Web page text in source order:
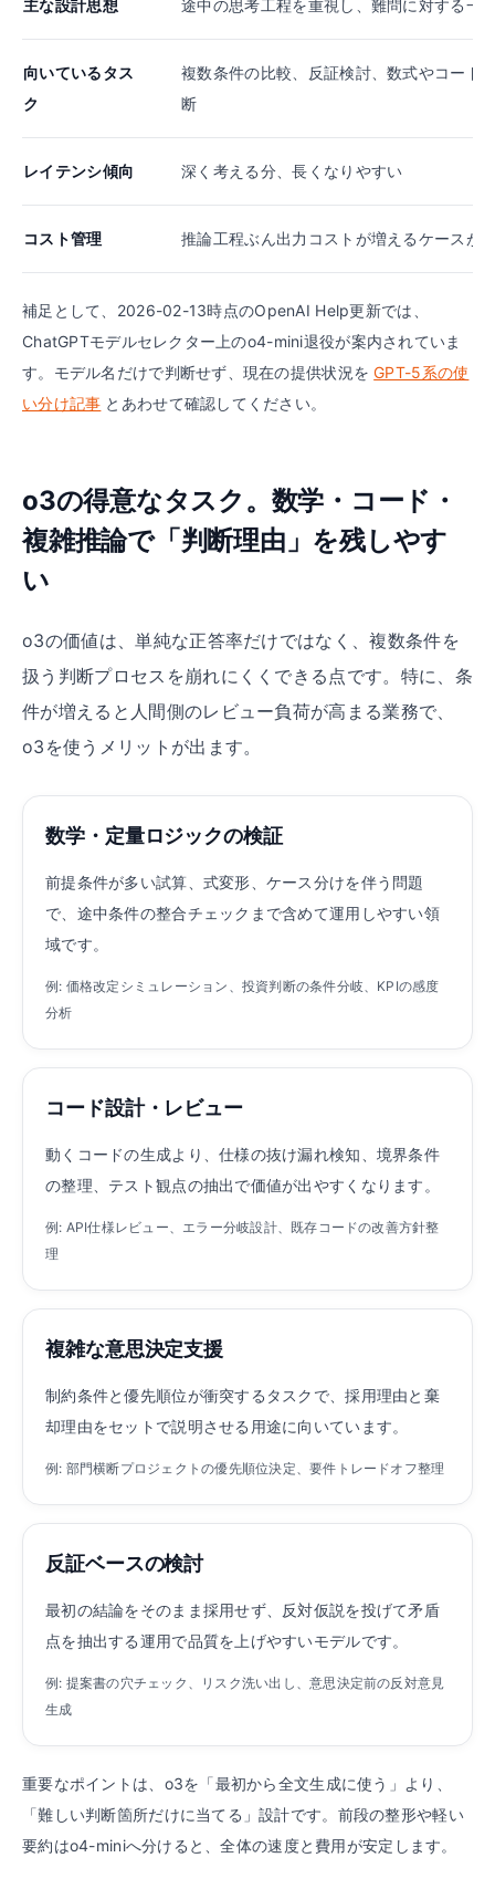
主な設計思想 途中の思考工程を重視し、難問に対する一
向いているタス
ク
複数条件の比較、反証検討、数式やコード
断
レイテンシ傾向 深く考える分、長くなりやすい
コスト管理 推論工程ぶん出力コストが増えるケースが
補足として、2026-02-13時点のOpenAI Help更新では、
ChatGPTモデルセレクター上のo4-mini退役が案内されていま
す。モデル名だけで判断せず、現在の提供状況を GPT-5系の使
い分け記事 とあわせて確認してください。
o3の得意なタスク。数学・コード・
複雑推論で「判断理由」を残しやす
い
o3の価値は、単純な正答率だけではなく、複数条件を
扱う判断プロセスを崩れにくくできる点です。特に、条
件が増えると人間側のレビュー負荷が高まる業務で、
o3を使うメリットが出ます。
数学・定量ロジックの検証
前提条件が多い試算、式変形、ケース分けを伴う問題
で、途中条件の整合チェックまで含めて運用しやすい領
域です。
例: 価格改定シミュレーション、投資判断の条件分岐、KPIの感度
分析
コード設計・レビュー
動くコードの生成より、仕様の抜け漏れ検知、境界条件
の整理、テスト観点の抽出で価値が出やすくなります。
例: API仕様レビュー、エラー分岐設計、既存コードの改善方針整
理
複雑な意思決定支援
制約条件と優先順位が衝突するタスクで、採用理由と棄
却理由をセットで説明させる用途に向いています。
例: 部門横断プロジェクトの優先順位決定、要件トレードオフ整理
反証ベースの検討
最初の結論をそのまま採用せず、反対仮説を投げて矛盾
点を抽出する運用で品質を上げやすいモデルです。
例: 提案書の穴チェック、リスク洗い出し、意思決定前の反対意見
生成
重要なポイントは、o3を「最初から全文生成に使う」より、
「難しい判断箇所だけに当てる」設計です。前段の整形や軽い
要約はo4-miniへ分けると、全体の速度と費用が安定します。